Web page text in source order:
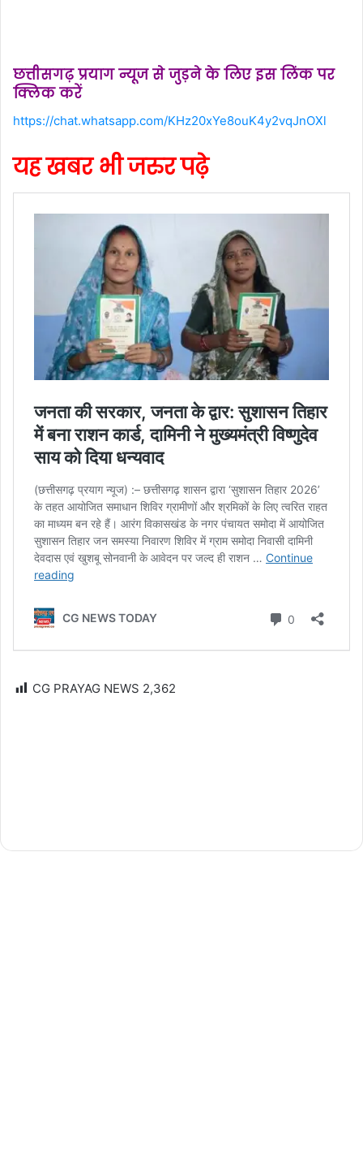
छत्तीसगढ़ प्रयाग न्यूज से जुड़ने के लिए इस लिंक पर
क्लिक करें
https://chat.whatsapp.com/KHz20xYe8ouK4y2vqJnOXl
यह खबर भी जरुर पढ़े
CG PRAYAG NEWS 2,362